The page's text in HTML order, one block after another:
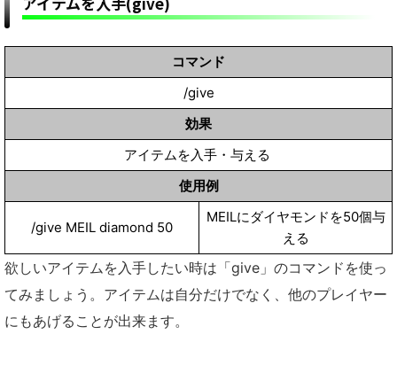
コマンド
/give
効果
アイテムを入手・与える
使用例
/give MEIL diamond 50
MEILにダイヤモンドを50個与
える
欲しいアイテムを入手したい時は「give」のコマンドを使っ
てみましょう。アイテムは自分だけでなく、他のプレイヤー
にもあげることが出来ます。